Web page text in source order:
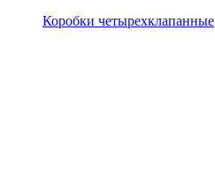
Коробки четырехклапанные